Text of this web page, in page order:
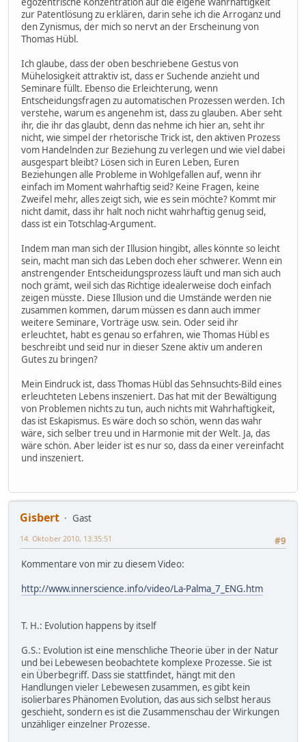
zur Patentlösung zu erklären, darin sehe ich die Arroganz und
den Zynismus, der mich so nervt an der Erscheinung von
Thomas Hübl.
Ich glaube, dass der oben beschriebene Gestus von
Mühelosigkeit attraktiv ist, dass er Suchende anzieht und
Seminare füllt. Ebenso die Erleichterung, wenn
Entscheidungsfragen zu automatischen Prozessen werden. Ich
verstehe, warum es angenehm ist, dass zu glauben. Aber seht
ihr, die ihr das glaubt, denn das nehme ich hier an, seht ihr
nicht, wie simpel der rhetorische Trick ist, den aktiven Prozess
vom Handelnden zur Beziehung zu verlegen und wie viel dabei
ausgespart bleibt? Lösen sich in Euren Leben, Euren
Beziehungen alle Probleme in Wohlgefallen auf, wenn ihr
einfach im Moment wahrhaftig seid? Keine Fragen, keine
Zweifel mehr, alles zeigt sich, wie es sein möchte? Kommt mir
nicht damit, dass ihr halt noch nicht wahrhaftig genug seid,
dass ist ein Totschlag-Argument.
Indem man man sich der Illusion hingibt, alles könnte so leicht
sein, macht man sich das Leben doch eher schwerer. Wenn ein
anstrengender Entscheidungsprozess läuft und man sich auch
noch grämt, weil sich das Richtige idealerweise doch einfach
zeigen müsste. Diese Illusion und die Umstände werden nie
zusammen kommen, darum müssen es dann auch immer
weitere Seminare, Vorträge usw. sein. Oder seid ihr
erleuchtet, habt es genau so erfahren, wie Thomas Hübl es
beschreibt und seid nur in dieser Szene aktiv um anderen
Gutes zu bringen?
Mein Eindruck ist, dass Thomas Hübl das Sehnsuchts-Bild eines
erleuchteten Lebens inszeniert. Das hat mit der Bewältigung
von Problemen nichts zu tun, auch nichts mit Wahrhaftigkeit,
das ist Eskapismus. Es wäre doch so schön, wenn das wahr
wäre, sich selber treu und in Harmonie mit der Welt. Ja, das
wäre schön. Aber leider ist es nur so, dass da einer vereinfacht
und inszeniert.
Gisbert
Gast
#9
14. Oktober 2010, 13:35:51
Kommentare von mir zu diesem Video:
http://www.innerscience.info/video/La-Palma_7_ENG.htm
T. H.: Evolution happens by itself
G.S.: Evolution ist eine menschliche Theorie über in der Natur
und bei Lebewesen beobachtete komplexe Prozesse. Sie ist
ein Überbegriff. Dass sie stattfindet, hängt mit den
Handlungen vieler Lebewesen zusammen, es gibt kein
isolierbares Phänomen Evolution, das aus sich selbst heraus
geschieht, sondern es ist die Zusammenschau der Wirkungen
unzähliger einzelner Prozesse.